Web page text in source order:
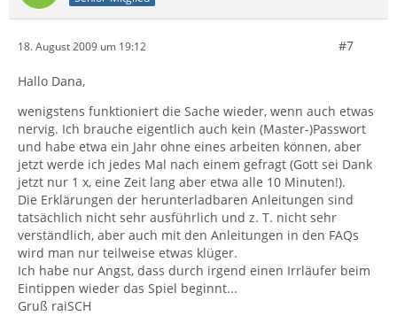
18. August 2009 um 19:12 #7
Hallo Dana,
wenigstens funktioniert die Sache wieder, wenn auch etwas
nervig. Ich brauche eigentlich auch kein (Master-)Passwort
und habe etwa ein Jahr ohne eines arbeiten können, aber
jetzt werde ich jedes Mal nach einem gefragt (Gott sei Dank
jetzt nur 1 x, eine Zeit lang aber etwa alle 10 Minuten!).
Die Erklärungen der herunterladbaren Anleitungen sind
tatsächlich nicht sehr ausführlich und z. T. nicht sehr
verständlich, aber auch mit den Anleitungen in den FAQs
wird man nur teilweise etwas klüger.
Ich habe nur Angst, dass durch irgend einen Irrläufer beim
Eintippen wieder das Spiel beginnt...
Gruß raiSCH